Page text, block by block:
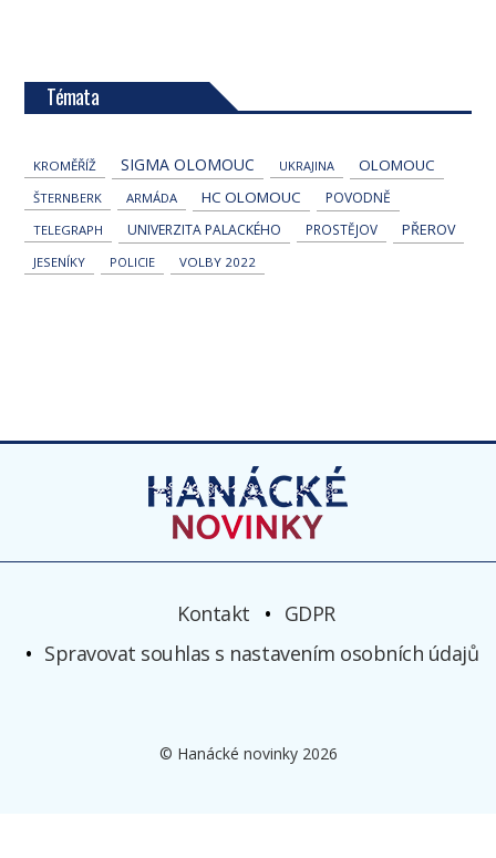
Témata
KROMĚŘÍŽ SIGMA OLOMOUC UKRAJINA OLOMOUC
ŠTERNBERK ARMÁDA HC OLOMOUC POVODNĚ
TELEGRAPH UNIVERZITA PALACKÉHO PROSTĚJOV PŘEROV
JESENÍKY POLICIE VOLBY 2022
Kontakt
GDPR
Spravovat souhlas s nastavením osobních údajů
© Hanácké novinky 2026